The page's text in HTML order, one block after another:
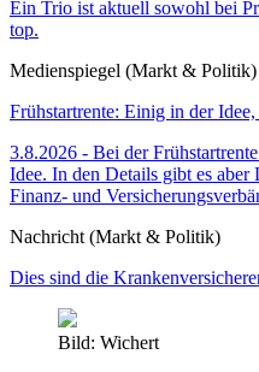
Ein Trio ist aktuell sowohl bei
top.
Medienspiegel (Markt & Politik)
Frühstartrente: Einig in der
3.8.2026 - Bei der
Idee. In den Details gibt es
Finanz- und
Nachricht (Markt & Politik)
Dies sind die
Bild: Wichert